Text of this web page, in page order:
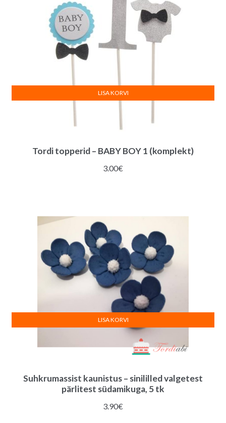
Tordi topperid – BABY BOY 1 (komplekt)
3.00€
LISA KORVI
Suhkrumassist kaunistus – sinililled valgetest
pärlitest südamikuga, 5 tk
3.90€
LISA KORVI